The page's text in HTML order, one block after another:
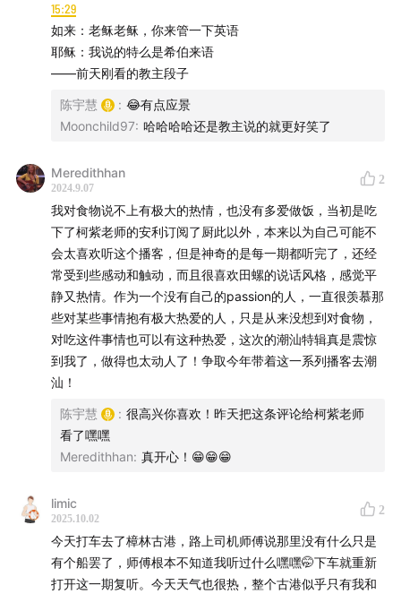
2. 昔日的红头船，连接潮汕和更远的地方
15:29
如来：老稣老稣，你来管一下英语
耶稣：我说的特么是希伯来语
——前天刚看的教主段子
陈宇慧 : 😂有点应景
Moonchild97: 哈哈哈哈还是教主说的就更好笑了
Meredithhan
2024.9.07
2
我对食物说不上有极大的热情，也没有多爱做饭，当初是吃
下了柯紫老师的安利订阅了厨此以外，本来以为自己可能不
会太喜欢听这个播客，但是神奇的是每一期都听完了，还经
常受到些感动和触动，而且很喜欢田螺的说话风格，感觉平
静又热情。作为一个没有自己的passion的人，一直很羡慕那
些对某些事情抱有极大热爱的人，只是从来没想到对食物，
对吃这件事情也可以有这种热爱，这次的潮汕特辑真是震惊
到我了，做得也太动人了！争取今年带着这一系列播客去潮
汕！
陈宇慧 : 很高兴你喜欢！昨天把这条评论给柯紫老师
看了嘿嘿
Meredithhan: 真开心！😁😁😁
limic
2025.10.02
2
今天打车去了樟林古港，路上司机师傅说那里没有什么只是
有个船罢了，师傅根本不知道我听过什么嘿嘿🤭下车就重新
打开这一期复听。今天天气也很热，整个古港似乎只有我和